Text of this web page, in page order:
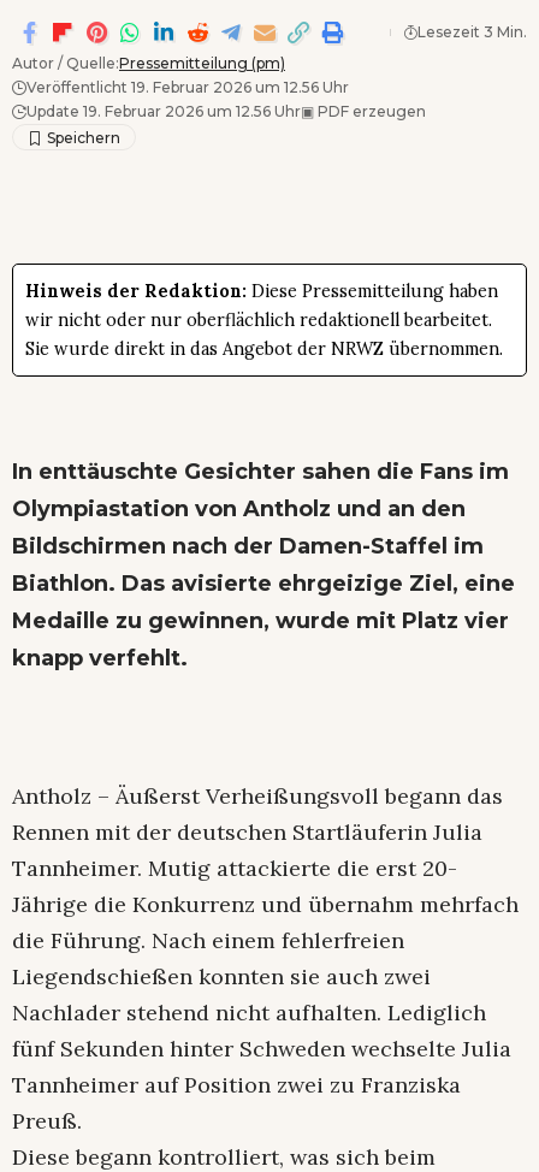
Autor / Quelle:Pressemitteilung (pm)
Veröffentlicht 19. Februar 2026 um 12.56 Uhr
Update 19. Februar 2026 um 12.56 Uhr▣ PDF erzeugen
Lesezeit 3 Min.
Hinweis der Redaktion: Diese Pressemitteilung haben
wir nicht oder nur oberflächlich redaktionell bearbeitet.
Sie wurde direkt in das Angebot der NRWZ übernommen.
In enttäuschte Gesichter sahen die Fans im
Olympiastation von Antholz und an den
Bildschirmen nach der Damen-Staffel im
Biathlon. Das avisierte ehrgeizige Ziel, eine
Medaille zu gewinnen, wurde mit Platz vier
knapp verfehlt.
Antholz – Äußerst Verheißungsvoll begann das
Rennen mit der deutschen Startläuferin Julia
Tannheimer. Mutig attackierte die erst 20-
Jährige die Konkurrenz und übernahm mehrfach
die Führung. Nach einem fehlerfreien
Liegendschießen konnten sie auch zwei
Nachlader stehend nicht aufhalten. Lediglich
fünf Sekunden hinter Schweden wechselte Julia
Tannheimer auf Position zwei zu Franziska
Preuß.
Diese begann kontrolliert, was sich beim